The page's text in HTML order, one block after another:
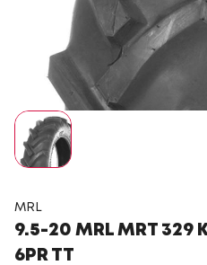
MRL
9.5-20 MRL MRT 329
6PR TT